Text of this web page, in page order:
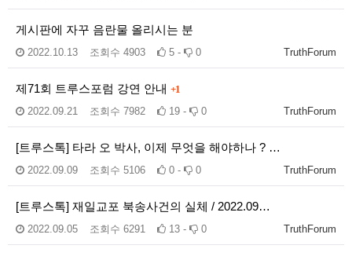
게시판에 자꾸 음란물 올리시는 분
TruthForum
2022.10.13 조회수 4903 5 - 0
제71회 트루스포럼 강연 안내 +1
TruthForum
2022.09.21 조회수 7982 19 - 0
[트루스톡] 타라 오 박사, 이제 무엇을 해야하나 ? …
TruthForum
2022.09.09 조회수 5106 0 - 0
[트루스톡] 재일교포 북송사건의 실체 / 2022.09…
TruthForum
2022.09.05 조회수 6291 13 - 0